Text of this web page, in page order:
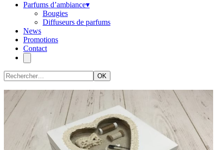
Parfums d’ambiance▾
Bougies
Diffuseurs de parfums
News
Promotions
Contact
OK